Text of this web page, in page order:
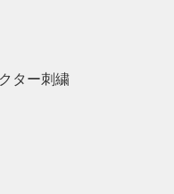
ター刺繍